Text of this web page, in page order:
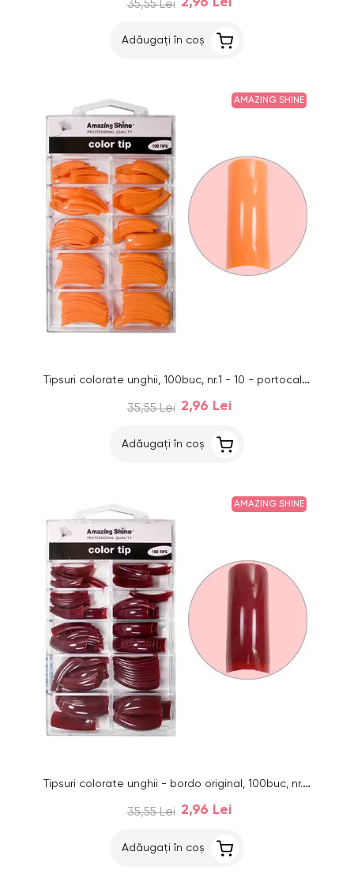
35,55 Lei
Adăugați în coș
AMAZING SHINE
Tipsuri colorate unghii, 100buc, nr.1 - 10 - portocaliu clasic
35,55 Lei 2,96 Lei
Adăugați în coș
AMAZING SHINE
Tipsuri colorate unghii - bordo original, 100buc, nr.1 - 10
35,55 Lei 2,96 Lei
Adăugați în coș